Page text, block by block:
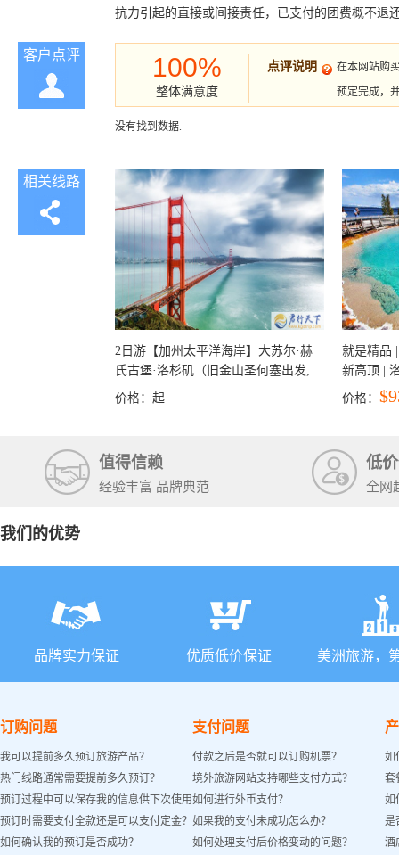
抗力引起的直接或间接责任，已支付的团费概不退
客户点评 100%
整体满意度
点评说明
在本网站购
预定完成，
没有找到数据.
相关线路
2日游【加州太平洋海岸】大苏尔·赫
氏古堡·洛杉矶（旧金山圣何塞出发,
洛杉矶结束）
价格： 起
就是精品
新高顶 |
彩穴+马
价格：
值得信赖
经验丰富 品牌典范
低
全网
我们的优势
品牌实力保证 优质低价保证 美洲旅游，
订购问题
我可以提前多久预订旅游产品？
热门线路通常需要提前多久预订？
预订过程中可以保存我的信息供下次使用
吗？
预订时需要支付全款还是可以支付定金？
如何确认我的预订是否成功？
支付问题
付款之后是否就可以订购机票？
境外旅游网站支持哪些支付方式？
如何进行外币支付？
如果我的支付未成功怎么办？
如何处理支付后价格变动的问题？
如
套
如
是
酒